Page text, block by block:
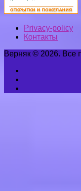
Privacy-policy
Контакты
Верняк © 2026. Все